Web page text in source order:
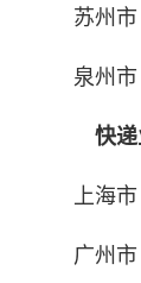
苏州市
泉州市
快递
上海市
广州市